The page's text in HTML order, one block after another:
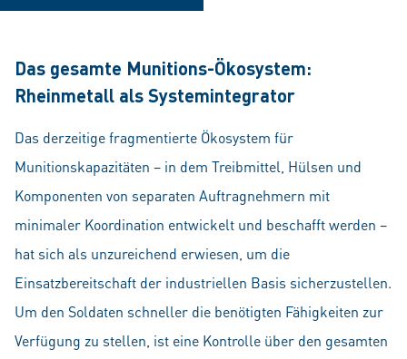
Das gesamte Munitions-Ökosystem:
Rheinmetall als Systemintegrator
Das derzeitige fragmentierte Ökosystem für
Munitionskapazitäten – in dem Treibmittel, Hülsen und
Komponenten von separaten Auftragnehmern mit
minimaler Koordination entwickelt und beschafft werden –
hat sich als unzureichend erwiesen, um die
Einsatzbereitschaft der industriellen Basis sicherzustellen.
Um den Soldaten schneller die benötigten Fähigkeiten zur
Verfügung zu stellen, ist eine Kontrolle über den gesamten